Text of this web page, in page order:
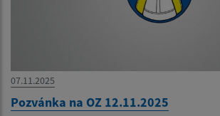
07.11.2025
Pozvánka na OZ 12.11.2025